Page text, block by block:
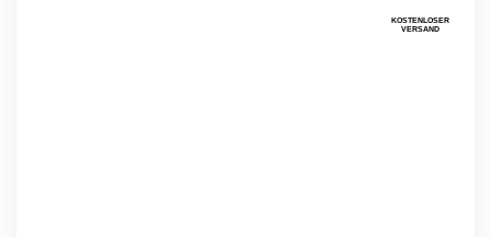
KOSTENLOSER
VERSAND